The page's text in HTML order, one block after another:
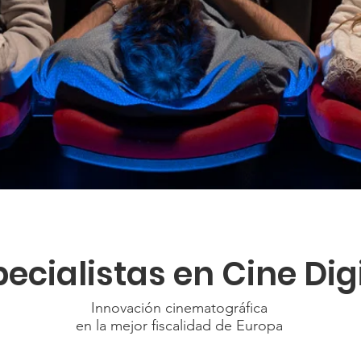
en Cine
Innovación cinematográfica
en la mejor fiscalidad de Europa